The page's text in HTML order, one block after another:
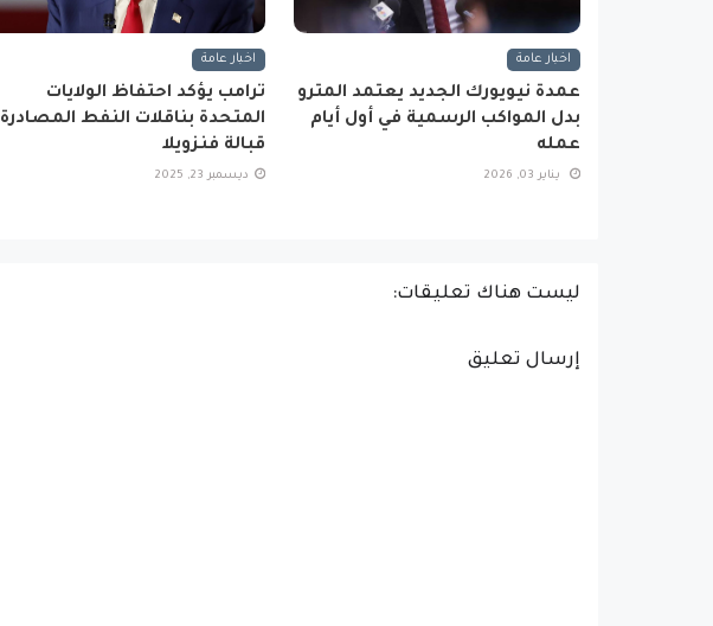
اخبار عامة
عمدة نيويورك الجديد يعتمد المترو
بدل المواكب الرسمية في أول أيام
عمله
يناير 03, 2026
اخبار عامة
ترامب يؤكد احتفاظ الولايات
المتحدة بناقلات النفط المصادرة
قبالة فنزويلا
ديسمبر 23, 2025
ليست هناك تعليقات:
إرسال تعليق